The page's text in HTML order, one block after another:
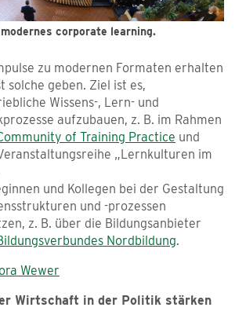
corporate learning.
zu modernen Formaten erhalten
solche geben. Ziel ist es,
Wissens-, Lern- und
aufzubauen, z. B. im Rahmen
of Training Practice und
„Lernkulturen im
und Kollegen bei der Gestaltung
und -prozessen
z. B. über die Bildungsanbieter
Nordbildung.
Wewer
Wirtschaft in der Politik stärken